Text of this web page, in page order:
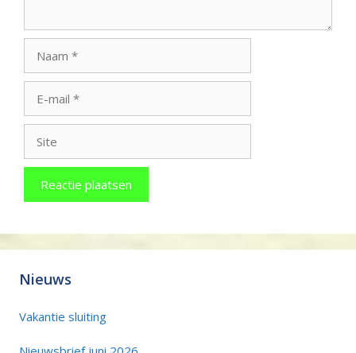
mail
Nieuws
Vakantie sluiting